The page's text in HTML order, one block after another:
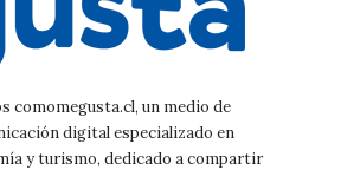
comomegusta.cl, un medio de
digital especializado en
y turismo, dedicado a compartir